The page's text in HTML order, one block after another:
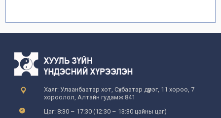
Хаяг: Улаанбаатар хот, Сүхбаатар дүүрэг, 11 хороо, 7
хороолол, Алтайн гудамж 841
Цаг: 8:30 – 17:30 (12:30 – 13:30 цайны цаг)